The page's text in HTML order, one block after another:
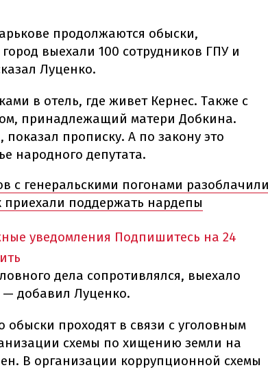
продолжаются обыски,
выехали 100 сотрудников ГПУ и
Луценко.
в отель, где живет Кернес. Также с
принадлежащий матери Добкина.
прописку. А по закону это
народного депутата.
с генеральскими погонами разоблачили
поддержать нардепы
уведомления Подпишитесь на 24
дела сопротивлялся, выехало
добавил Луценко.
обыски проходят в связи с уголовным
схемы по хищению земли на
В организации коррупционной схемы